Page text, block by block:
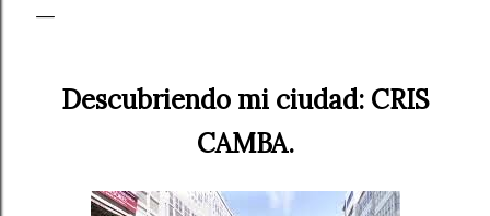
Descubriendo mi ciudad: CRIS
CAMBA.